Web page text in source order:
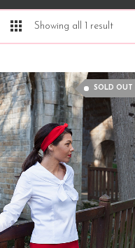
Showing all 1 result
SOLD OUT